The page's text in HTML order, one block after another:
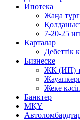
Ипотека
Жаңа
7-20-25
Карталар
Дебеттік
Бизнеске
ЖК (ИП)
Жеке
Банктер
МҚҰ